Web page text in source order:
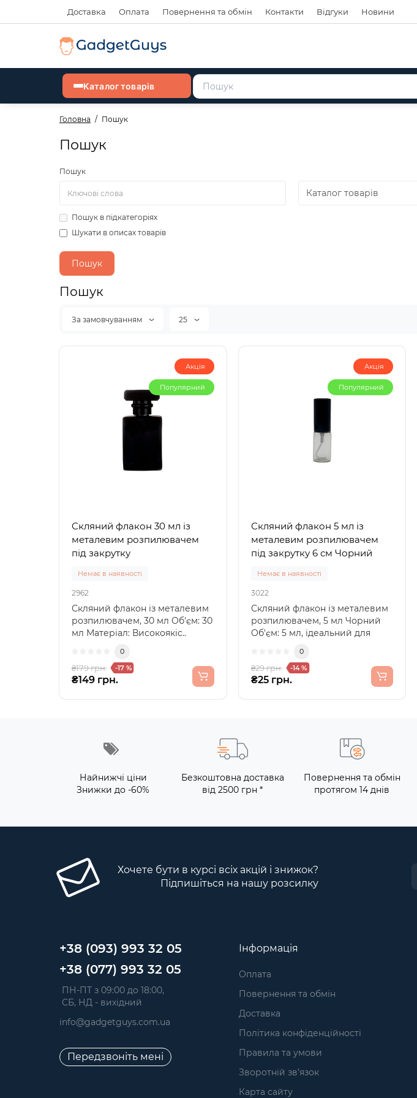
Доставка Оплата Повернення та обмін Контакти Відгуки Новини
Каталог товарів
Головна Пошук
Пошук
Пошук
Пошук в підкатегоріях
Шукати в описах товарів
Пошук
За замовчуванням 25
Акція
Популярний
Скляний флакон 30 мл із
металевим розпилювачем
під закрутку
Немає в наявності
2962
Скляний флакон із металевим
розпилювачем, 30 мл Об'єм: 30
мл Матеріал: Високоякіс..
0
₴179 грн. -17 %
₴149 грн.
Акція
Популярний
Скляний флакон 5 мл із
металевим розпилювачем
під закрутку 6 см Чорний
Немає в наявності
3022
Скляний флакон із металевим
розпилювачем, 5 мл Чорний
Об'єм: 5 мл, ідеальний для
0
₴29 грн. -14 %
₴25 грн.
Найнижчі ціни
Знижки до -60%
Безкоштовна доставка
від 2500 грн *
Повернення та обмін
протягом 14 днів
Хочете бути в курсі всіх акцій і знижок?
Підпишіться на нашу розсилку
+38 (093) 993 32 05
+38 (077) 993 32 05
ПН-ПТ з 09:00 до 18:00,
СБ, НД - вихідний
info@gadgetguys.com.ua
Передзвоніть мені
Інформація
Оплата
Повернення та обмін
Доставка
Політика конфіденційності
Правила та умови
Зворотній зв’язок
Карта сайту